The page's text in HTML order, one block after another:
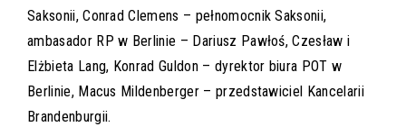
Saksonii, Conrad Clemens – pełnomocnik Saksonii,
ambasador RP w Berlinie – Dariusz Pawłoś, Czesław i
Elżbieta Lang, Konrad Guldon – dyrektor biura POT w
Berlinie, Macus Mildenberger – przedstawiciel Kancelarii
Brandenburgii.